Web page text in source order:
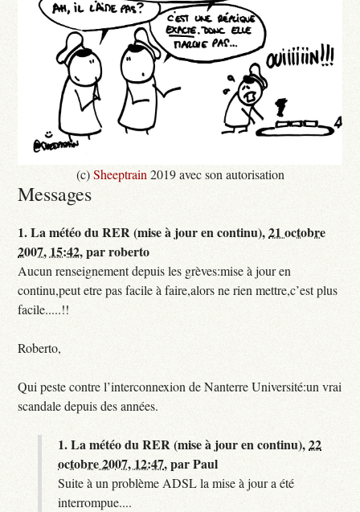
(c)Sheeptrain 2019 avec son autorisation
Messages
1.La météo du RER (mise à jour en continu),21 octobre
2007, 15:42,parroberto
Aucun renseignement depuis les grèves:mise à jour en
continu,peut etre pas facile à faire,alors ne rien mettre,c’est plus
facile.....!!
Roberto,
Qui peste contre l’interconnexion de Nanterre Université:un vrai
scandale depuis des années.
1.La météo du RER (mise à jour en continu),22
octobre 2007, 12:47,parPaul
Suite à un problème ADSL la mise à jour a été
interrompue....